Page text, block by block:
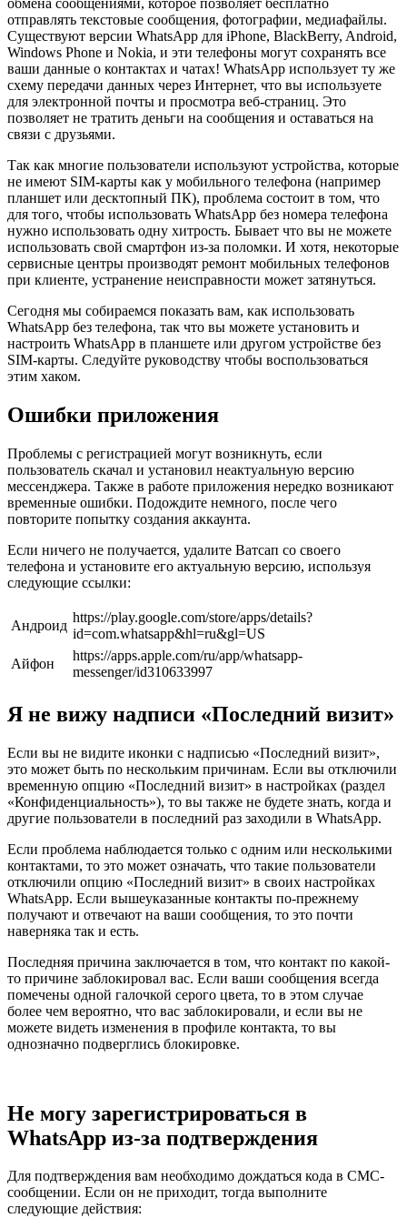
обмена сообщениями, которое позволяет бесплатно
отправлять текстовые сообщения, фотографии, медиафайлы.
Существуют версии WhatsApp для iPhone, BlackBerry, Android,
Windows Phone и Nokia, и эти телефоны могут сохранять все
ваши данные о контактах и чатах! WhatsApp использует ту же
схему передачи данных через Интернет, что вы используете
для электронной почты и просмотра веб-страниц. Это
позволяет не тратить деньги на сообщения и оставаться на
связи с друзьями.
Так как многие пользователи используют устройства, которые
не имеют SIM-карты как у мобильного телефона (например
планшет или десктопный ПК), проблема состоит в том, что
для того, чтобы использовать WhatsApp без номера телефона
нужно использовать одну хитрость. Бывает что вы не можете
использовать свой смартфон из-за поломки. И хотя, некоторые
сервисные центры производят ремонт мобильных телефонов
при клиенте, устранение неисправности может затянуться.
Сегодня мы собираемся показать вам, как использовать
WhatsApp без телефона, так что вы можете установить и
настроить WhatsApp в планшете или другом устройстве без
SIM-карты. Следуйте руководству чтобы воспользоваться
этим хаком.
Ошибки приложения
Проблемы с регистрацией могут возникнуть, если
пользователь скачал и установил неактуальную версию
мессенджера. Также в работе приложения нередко возникают
временные ошибки. Подождите немного, после чего
повторите попытку создания аккаунта.
Если ничего не получается, удалите Ватсап со своего
телефона и установите его актуальную версию, используя
следующие ссылки:
Андроид
https://play.google.com/store/apps/details?
id=com.whatsapp&hl=ru&gl=US
Айфон
https://apps.apple.com/ru/app/whatsapp-
messenger/id310633997
Я не вижу надписи «Последний визит»
Если вы не видите иконки с надписью «Последний визит»,
это может быть по нескольким причинам. Если вы отключили
временную опцию «Последний визит» в настройках (раздел
«Конфиденциальность»), то вы также не будете знать, когда и
другие пользователи в последний раз заходили в WhatsApp.
Если проблема наблюдается только с одним или несколькими
контактами, то это может означать, что такие пользователи
отключили опцию «Последний визит» в своих настройках
WhatsApp. Если вышеуказанные контакты по-прежнему
получают и отвечают на ваши сообщения, то это почти
наверняка так и есть.
Последняя причина заключается в том, что контакт по какой-
то причине заблокировал вас. Если ваши сообщения всегда
помечены одной галочкой серого цвета, то в этом случае
более чем вероятно, что вас заблокировали, и если вы не
можете видеть изменения в профиле контакта, то вы
однозначно подверглись блокировке.
Не могу зарегистрироваться в
WhatsApp из-за подтверждения
Для подтверждения вам необходимо дождаться кода в СМС-
сообщении. Если он не приходит, тогда выполните
следующие действия: